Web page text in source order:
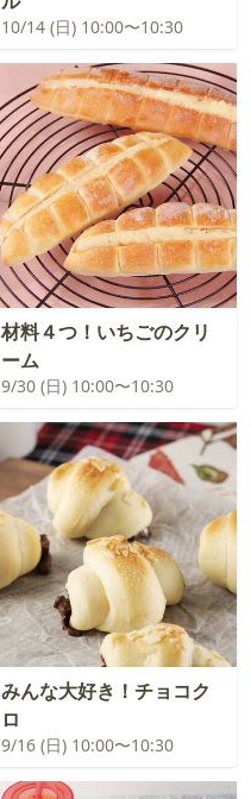
10/14 (日) 10:00〜10:30
材料４つ！いちごのクリ
ーム
9/30 (日) 10:00〜10:30
みんな大好き！チョコク
ロ
9/16 (日) 10:00〜10:30